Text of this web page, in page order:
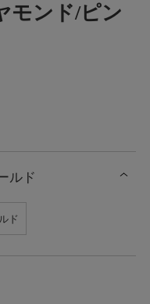
モンド/ピン
ルド
ド